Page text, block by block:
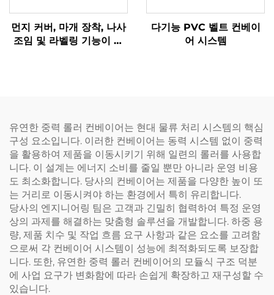
먼지 커버, 마개 장착, 나사
조임 및 라벨링 기능이 포
다기능 PVC 벨트 컨베이
어 시스템
유연한 중력 롤러 컨베이어는 현대 물류 처리 시스템의 핵심
구성 요소입니다. 이러한 컨베이어는 동력 시스템 없이 중력
을 활용하여 제품을 이동시키기 위해 일련의 롤러를 사용합
니다. 이 설계는 에너지 소비를 줄일 뿐만 아니라 운영 비용
도 최소화합니다. 당사의 컨베이어는 제품을 다양한 높이 또
는 거리로 이동시켜야 하는 환경에서 특히 유리합니다.
당사의 엔지니어링 팀은 고객과 긴밀히 협력하여 특정 운영
상의 과제를 해결하는 맞춤형 솔루션을 개발합니다. 하중 용
량, 제품 치수 및 작업 흐름 요구 사항과 같은 요소를 고려함
으로써 각 컨베이어 시스템이 성능에 최적화되도록 보장합
니다. 또한, 유연한 중력 롤러 컨베이어의 모듈식 구조 덕분
에 사업 요구가 변화함에 따라 손쉽게 확장하고 재구성할 수
있습니다.